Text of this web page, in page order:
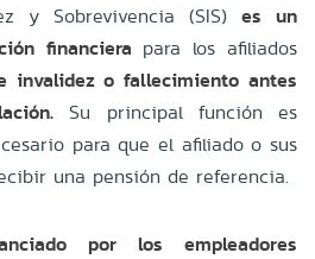
y Sobrevivencia (SIS) es un
financiera para los afiliados
invalidez o fallecimiento antes
Su principal función es
para que el afiliado o sus
una pensión de referencia.
por los empleadores